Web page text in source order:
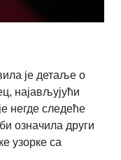
је детаље о
најављујући
негде следеће
означила други
узорке са